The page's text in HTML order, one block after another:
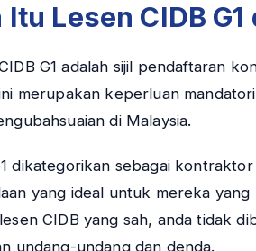
Itu Lesen CIDB
G1 adalah sijil pendaftaran
merupakan keperluan
di Malaysia.
dikategorikan sebagai
yang ideal untuk mereka
CIDB yang sah, anda tidak
undang-undang dan denda.